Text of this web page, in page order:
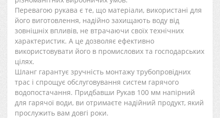
Перевагою рукава є те, що матеріали, використані для
його виготовлення, надійно захищають воду від
зовнішніх впливів, не втрачаючи своїх технічних
характеристик. А це дозволяє ефективно
використовувати його в промислових та господарських
цілях.
Шланг гарантує зручність монтажу трубопровідних
трас і спрощує обслуговування систем гарячого
водопостачання. Придбавши Рукав 100 мм напірний
для гарячої води, ви отримаєте надійний продукт, який
прослужить вам довгі роки.